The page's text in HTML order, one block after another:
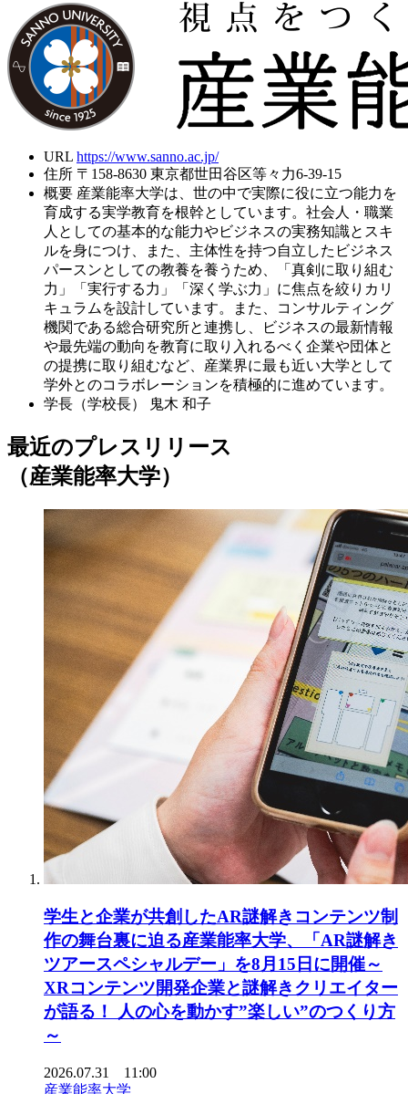
URL https://www.sanno.ac.jp/
住所 〒158-8630 東京都世田谷区等々力6-39-15
概要 産業能率大学は、世の中で実際に役に立つ能力を
育成する実学教育を根幹としています。社会人・職業
人としての基本的な能力やビジネスの実務知識とスキ
ルを身につけ、また、主体性を持つ自立したビジネス
パースンとしての教養を養うため、「真剣に取り組む
力」「実行する力」「深く学ぶ力」に焦点を絞りカリ
キュラムを設計しています。また、コンサルティング
機関である総合研究所と連携し、ビジネスの最新情報
や最先端の動向を教育に取り入れるべく企業や団体と
の提携に取り組むなど、産業界に最も近い大学として
学外とのコラボレーションを積極的に進めています。
学長（学校長）
鬼木 和子
最近のプレスリリース
（産業能率大学）
学生と企業が共創したAR謎解きコンテンツ制
作の舞台裏に迫る産業能率大学、「AR謎解き
ツアースペシャルデー」を8月15日に開催～
XRコンテンツ開発企業と謎解きクリエイター
が語る！ 人の心を動かす”楽しい”のつくり方
～
2026.07.31 11:00
産業能率大学